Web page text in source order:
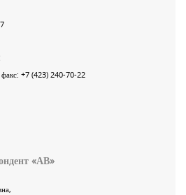
+7 (423) 240-70-22
«АВ»